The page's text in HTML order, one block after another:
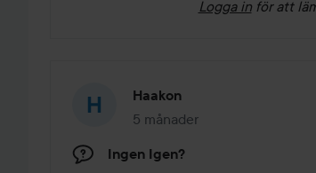
Logga in för att
Haakon
5 månader
Inlägget skapades 5 månader
Ingen Igen?